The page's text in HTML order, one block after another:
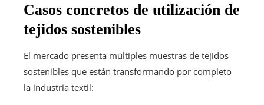
Casos concretos de utilización de
tejidos sostenibles
El mercado presenta múltiples muestras de tejidos
sostenibles que están transformando por completo
la industria textil: